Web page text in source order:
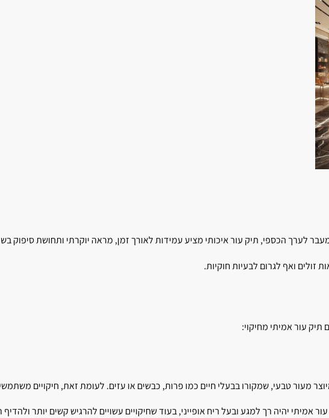
לערך הכספי, תיק עור איכותי מציע עמידות לאורך זמן, מראה יוקרתי ותחושת סיפוק
זולים ואף לגרום לבעיות חוקיות.
עור אמיתי מחיקוי:
מעור טבעי, שמקורו בבעלי חיים כמו פרות, כבשים או עזים. לעומת זאת, חיקויים
אמיתי יהיה רך למגע ובעל ריח אופייני, בעוד שחיקויים עשויים להרגיש קשים יותר ולהדיף